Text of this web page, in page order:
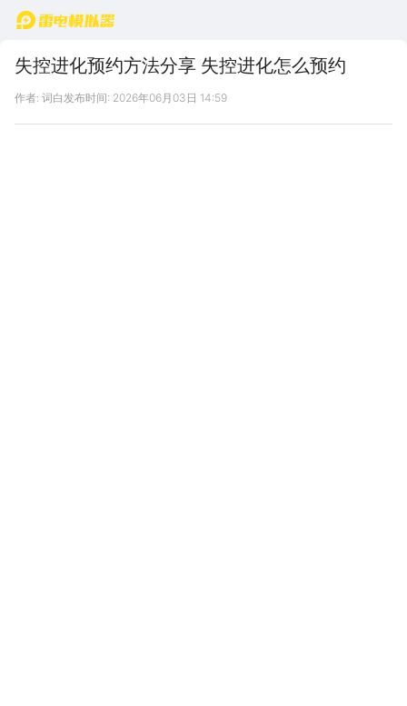
首页
失控进化预约方法分享 失控进化怎么预约
作者: 词白发布时间: 2026年06月03日 14:59